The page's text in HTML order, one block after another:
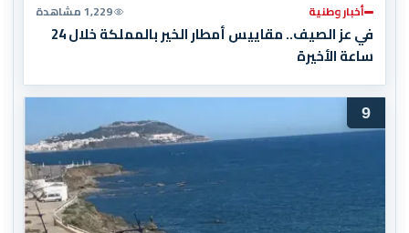
أخبار وطنية 1,229 مشاهدة
في عز الصيف.. مقاييس أمطار الخير بالمملكة خلال 24
ساعة الأخيرة
9